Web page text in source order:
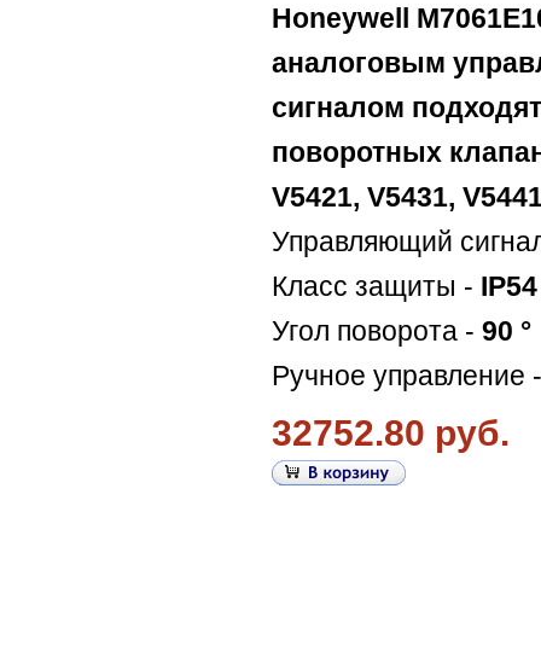
Honeywell
аналоговым
сигналом
поворотных
V5421, V5431,
Управляющий
Класс защиты - IP54
Угол поворота - 90 °
Ручное управление
32752.80 руб.